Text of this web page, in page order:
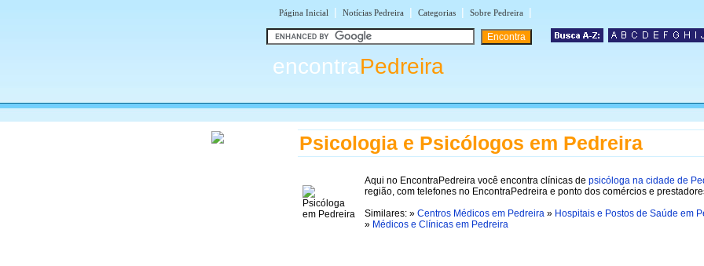
Página Inicial | Notícias Pedreira | Categorias | Sobre Pedreira |
encontraPedreira
Psicologia e Psicólogos em Pedreira
Aqui no EncontraPedreira você encontra clínicas de psicóloga na cidade de
região, com telefones no EncontraPedreira e ponto dos comércios e
Similares: » Centros Médicos em Pedreira » Hospitais e Postos de Saúde em
» Médicos e Clínicas em Pedreira